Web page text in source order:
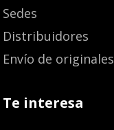
Sedes
Distribuidores
Envío de originales
Te interesa